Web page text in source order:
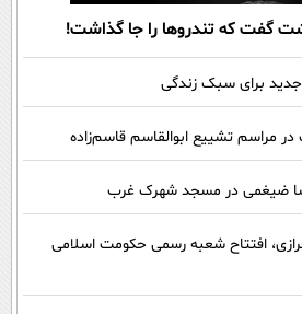
گفت که تندروها را جا گذاشت!
جدید برای سبک زندگی
مراسم تشییع ابوالقاسم قاسم‌زاده
ضیغمی در مسجد شهرک غرب
افتتاح شعبه رسمی حکومت اسلامی